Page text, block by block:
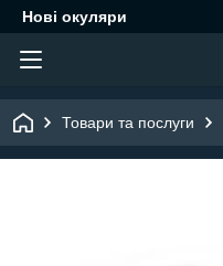
Нові окуляри
Товари та послуги